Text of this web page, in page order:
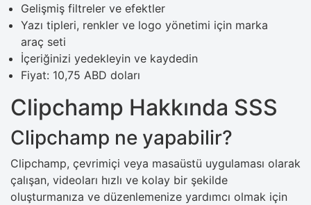
Gelişmiş filtreler ve efektler
Yazı tipleri, renkler ve logo yönetimi için marka
araç seti
İçeriğinizi yedekleyin ve kaydedin
Fiyat: 10,75 ABD doları
Clipchamp Hakkında SSS
Clipchamp ne yapabilir?
Clipchamp, çevrimiçi veya masaüstü uygulaması olarak
çalışan, videoları hızlı ve kolay bir şekilde
oluşturmanıza ve düzenlemenize yardımcı olmak için